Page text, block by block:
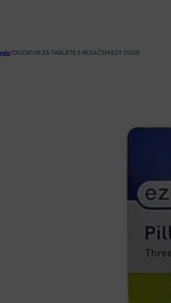
/DOZATOR ZA TABLETE S REZAČEM EZY DOSE